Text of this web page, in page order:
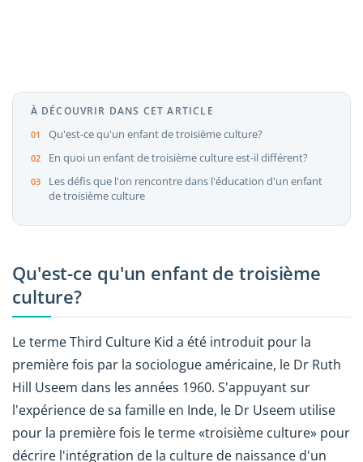
À DÉCOUVRIR DANS CET ARTICLE
Qu'est-ce qu'un enfant de troisième culture?
En quoi un enfant de troisième culture est-il différent?
Les défis que l'on rencontre dans l'éducation d'un enfant
de troisième culture
Qu'est-ce qu'un enfant de troisième
culture?
Le termeThird Culture Kid a été introduit pour la
première fois par la sociologue américaine, le Dr Ruth
Hill Useem dans les années 1960. S'appuyant sur
l'expérience de sa famille en Inde, le Dr Useem utilise
pour la première fois le terme «troisième culture» pour
décrire l'intégration de la culture de naissance d'un